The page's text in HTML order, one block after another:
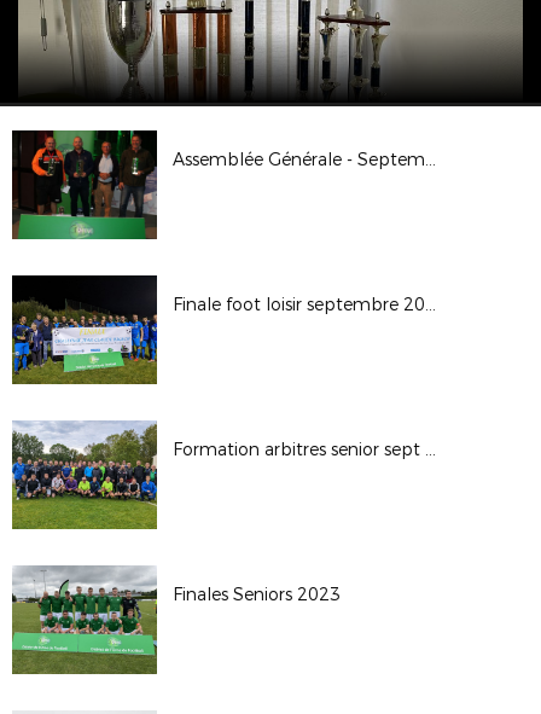
Assemblée Générale - Septembre 2023
Finale foot loisir septembre 2023
Formation arbitres senior sept 2023
Finales Seniors 2023